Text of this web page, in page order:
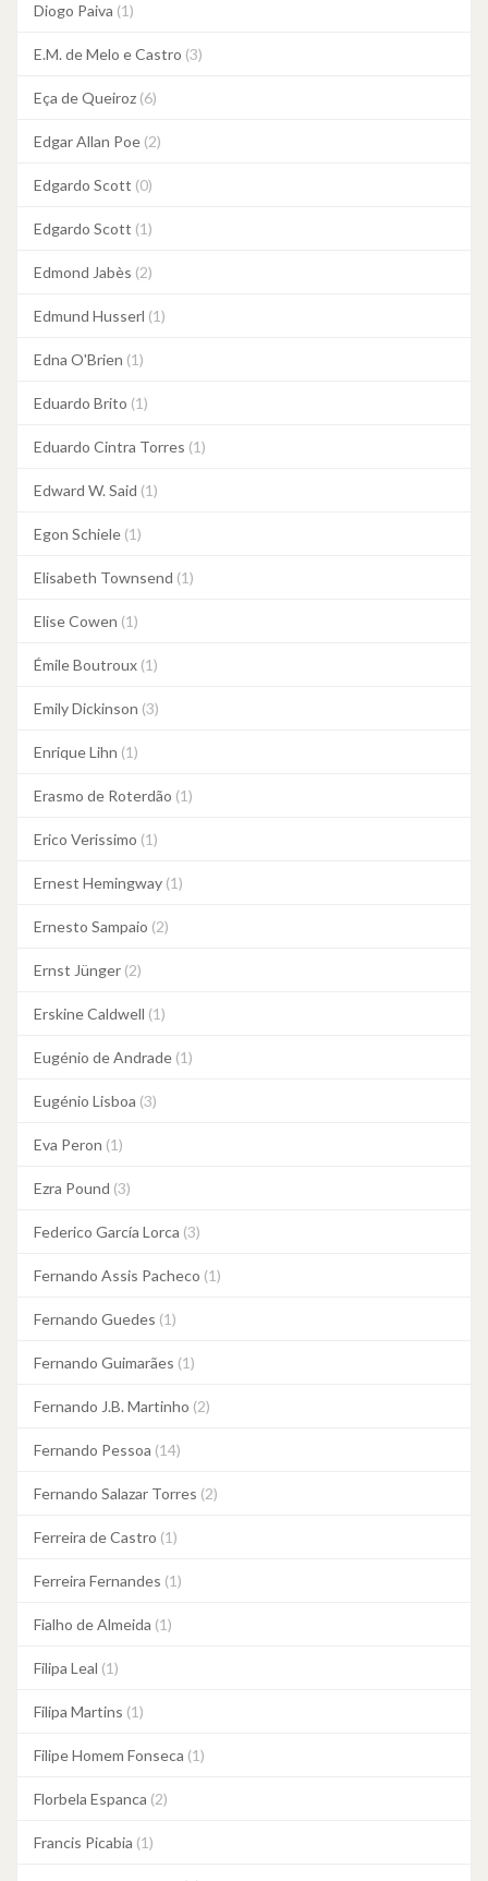
Diogo Paiva (1)
E.M. de Melo e Castro (3)
Eça de Queiroz (6)
Edgar Allan Poe (2)
Edgardo Scott (0)
Edgardo Scott (1)
Edmond Jabès (2)
Edmund Husserl (1)
Edna O'Brien (1)
Eduardo Brito (1)
Eduardo Cintra Torres (1)
Edward W. Said (1)
Egon Schiele (1)
Elisabeth Townsend (1)
Elise Cowen (1)
Émile Boutroux (1)
Emily Dickinson (3)
Enrique Lihn (1)
Erasmo de Roterdão (1)
Erico Verissimo (1)
Ernest Hemingway (1)
Ernesto Sampaio (2)
Ernst Jünger (2)
Erskine Caldwell (1)
Eugénio de Andrade (1)
Eugénio Lisboa (3)
Eva Peron (1)
Ezra Pound (3)
Federico García Lorca (3)
Fernando Assis Pacheco (1)
Fernando Guedes (1)
Fernando Guimarães (1)
Fernando J.B. Martinho (2)
Fernando Pessoa (14)
Fernando Salazar Torres (2)
Ferreira de Castro (1)
Ferreira Fernandes (1)
Fialho de Almeida (1)
Filipa Leal (1)
Filipa Martins (1)
Filipe Homem Fonseca (1)
Florbela Espanca (2)
Francis Picabia (1)